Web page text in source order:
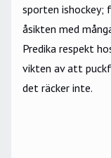
sporten
åsikten med
Predika respekt
vikten av att
det räcker inte.